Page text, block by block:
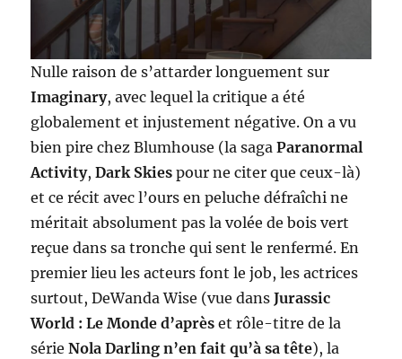
Nulle raison de s’attarder longuement sur
Imaginary, avec lequel la critique a été
globalement et injustement négative. On a vu
bien pire chez Blumhouse (la sagaParanormal
Activity,Dark Skies pour ne citer que ceux-là)
et ce récit avec l’ours en peluche défraîchi ne
méritait absolument pas la volée de bois vert
reçue dans sa tronche qui sent le renfermé. En
premier lieu les acteurs font le job, les actrices
surtout, DeWanda Wise (vue dansJurassic
World : Le Monde d’après et rôle-titre de la
sérieNola Darling n’en fait qu’à sa tête), la